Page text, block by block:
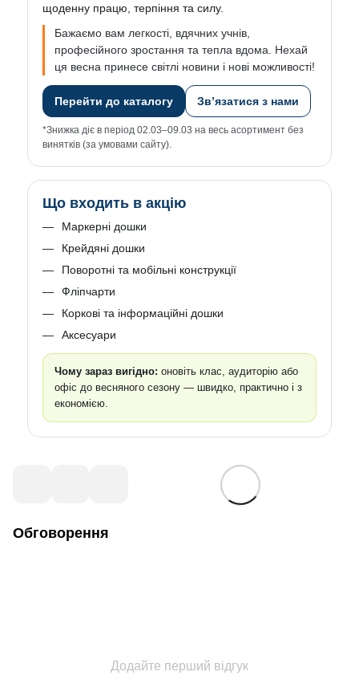
щоденну працю, терпіння та силу.
Бажаємо вам легкості, вдячних учнів,
професійного зростання та тепла вдома. Нехай
ця весна принесе світлі новини і нові можливості!
Перейти до каталогу Зв’язатися з нами
*Знижка діє в період 02.03–09.03 на весь асортимент без
винятків (за умовами сайту).
Що входить в акцію
Маркерні дошки
Крейдяні дошки
Поворотні та мобільні конструкції
Фліпчарти
Коркові та інформаційні дошки
Аксесуари
Чому зараз вигідно: оновіть клас, аудиторію або
офіс до весняного сезону — швидко, практично і з
економією.
Обговорення
Додайте перший відгук